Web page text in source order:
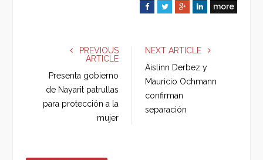
F
e
k
T
G
g
L
d
more
PREVIOUS
ARTICLE
Presenta gobierno
de Nayarit patrullas
para protección a la
mujer
NEXT ARTICLE
Aislinn Derbez y
Mauricio Ochmann
confirman
separación